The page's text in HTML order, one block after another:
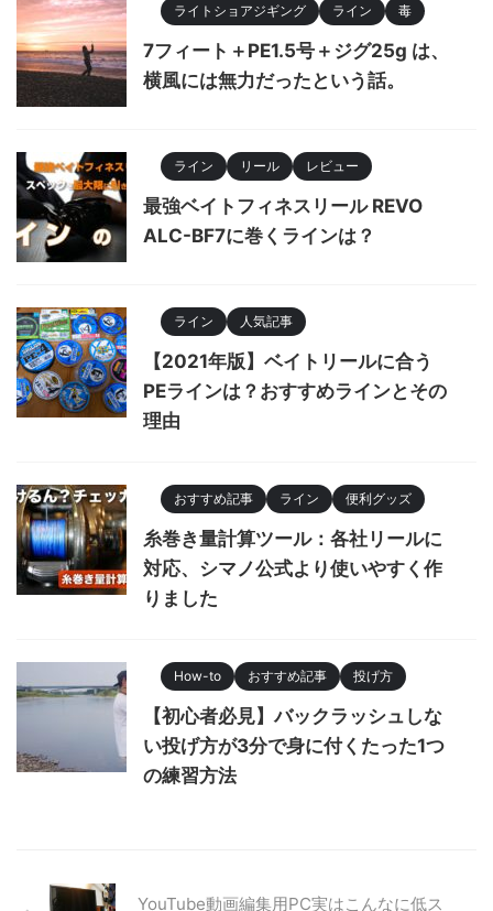
ライトショアジギング ライン 毒
7フィート＋PE1.5号＋ジグ25g は、
横風には無力だったという話。
ライン リール レビュー
最強ベイトフィネスリール REVO
ALC-BF7に巻くラインは？
ライン 人気記事
【2021年版】ベイトリールに合う
PEラインは？おすすめラインとその
理由
おすすめ記事 ライン 便利グッズ
糸巻き量計算ツール：各社リールに
対応、シマノ公式より使いやすく作
りました
How-to おすすめ記事 投げ方
【初心者必見】バックラッシュしな
い投げ方が3分で身に付くたった1つ
の練習方法
YouTube動画編集用PC実はこんなに低ス